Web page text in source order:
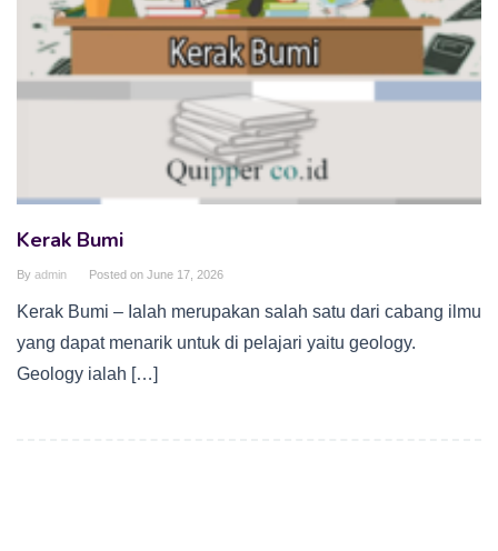
Kerak Bumi
By admin Posted on June 17, 2026
Kerak Bumi – Ialah merupakan salah satu dari cabang ilmu
yang dapat menarik untuk di pelajari yaitu geology.
Geology ialah […]